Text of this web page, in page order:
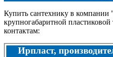
Купить сантехнику в компании
крупногабаритной
контактам:
Ирпласт,